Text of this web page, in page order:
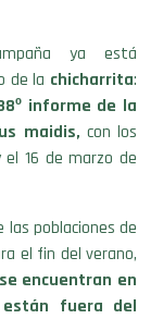
ya está
de la chicharrita:
informe de la
maidis, con los
16 de marzo de
poblaciones de
el fin del verano,
encuentran en
fuera del